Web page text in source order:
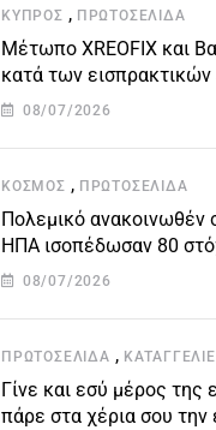
ΚΎΠΡΟΣ , ΠΡΩΤΟΣΈΛΙΔΑ
Μέτωπο XREOFIX και
κατά των εισπρακτικών
την προστασία των
08/07/2026
ΚΌΣΜΟΣ , ΠΡΩΤΟΣΈΛΙΔΑ
Πολεμικό ανακοινωθέν
ΗΠΑ ισοπέδωσαν 80
Μπαράζ επιθέσεων σε
08/07/2026
ΠΡΩΤΟΣΈΛΙΔΑ ,
Γίνε και εσύ μέρος της
πάρε στα χέρια σου